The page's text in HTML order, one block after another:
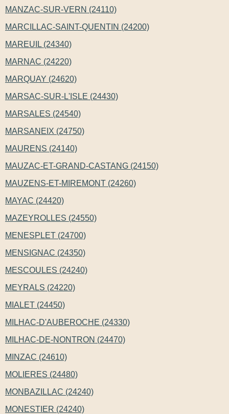
MANZAC-SUR-VERN (24110)
MARCILLAC-SAINT-QUENTIN (24200)
MAREUIL (24340)
MARNAC (24220)
MARQUAY (24620)
MARSAC-SUR-L'ISLE (24430)
MARSALES (24540)
MARSANEIX (24750)
MAURENS (24140)
MAUZAC-ET-GRAND-CASTANG (24150)
MAUZENS-ET-MIREMONT (24260)
MAYAC (24420)
MAZEYROLLES (24550)
MENESPLET (24700)
MENSIGNAC (24350)
MESCOULES (24240)
MEYRALS (24220)
MIALET (24450)
MILHAC-D'AUBEROCHE (24330)
MILHAC-DE-NONTRON (24470)
MINZAC (24610)
MOLIERES (24480)
MONBAZILLAC (24240)
MONESTIER (24240)